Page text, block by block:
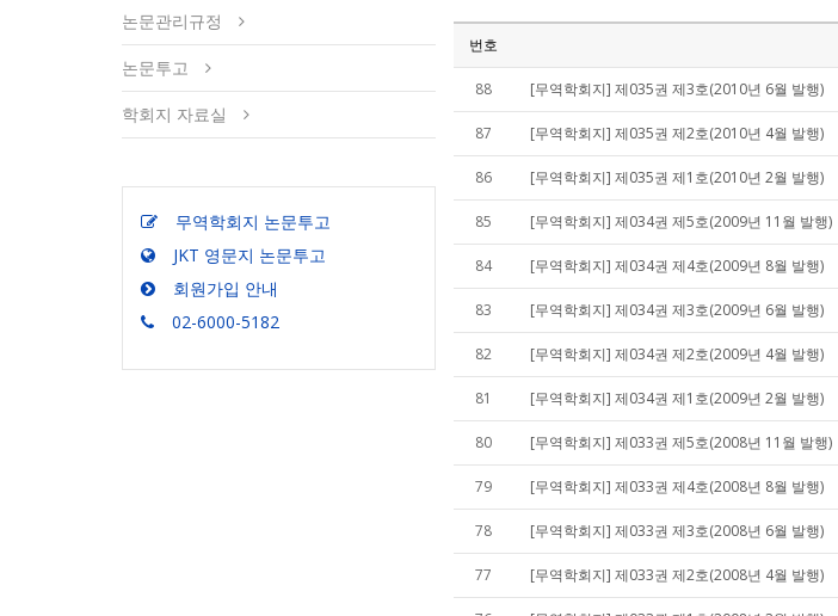
논문관리규정
논문투고
학회지 자료실
무역학회지 논문투고
JKT 영문지 논문투고
회원가입 안내
02-6000-5182
번호
88 [무역학회지] 제035권 제3호(2010년 6월 발행)
87 [무역학회지] 제035권 제2호(2010년 4월 발행)
86 [무역학회지] 제035권 제1호(2010년 2월 발행)
85 [무역학회지] 제034권 제5호(2009년 11월 발행)
84 [무역학회지] 제034권 제4호(2009년 8월 발행)
83 [무역학회지] 제034권 제3호(2009년 6월 발행)
82 [무역학회지] 제034권 제2호(2009년 4월 발행)
81 [무역학회지] 제034권 제1호(2009년 2월 발행)
80 [무역학회지] 제033권 제5호(2008년 11월 발행)
79 [무역학회지] 제033권 제4호(2008년 8월 발행)
78 [무역학회지] 제033권 제3호(2008년 6월 발행)
77 [무역학회지] 제033권 제2호(2008년 4월 발행)